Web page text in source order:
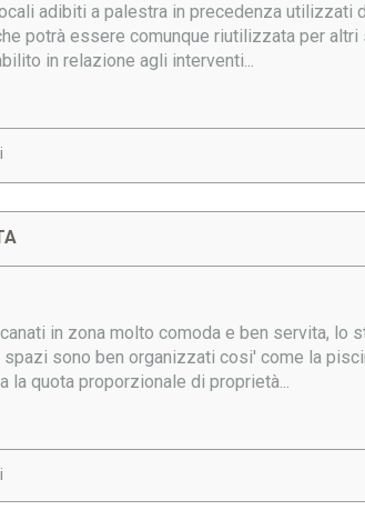
adibiti a palestra in precedenza utilizzati
potrà essere comunque riutilizzata per
in relazione agli interventi...
in zona molto comoda e ben servita,
spazi sono ben organizzati cosi' come la
la quota proporzionale di proprietà...